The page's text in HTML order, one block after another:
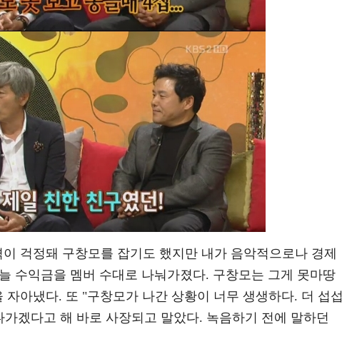
걱정돼 구창모를 잡기도 했지만 내가 음악적으로나 경제
수익금을 멤버 수대로 나눠가졌다. 구창모는 그게 못마땅
아냈다. 또 "구창모가 나간 상황이 너무 생생하다. 더 섭섭
겠다고 해 바로 사장되고 말았다. 녹음하기 전에 말하던